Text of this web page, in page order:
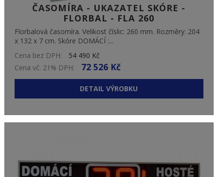
ČASOMÍRA - UKAZATEL SKÓRE -
FLORBAL - FLA 260
Florbalová časomíra. Velikost číslic: 260 mm. Rozměry: 204
x 132 x 7 cm. Skóre DOMÁCÍ :...
Cena bez DPH:
54 490 Kč
Cena vč. 21% DPH:
72 526 Kč
DETAIL VÝROBKU